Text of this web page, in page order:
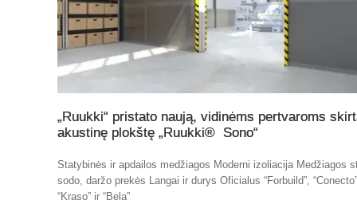
„Ruukki“ pristato naują, vidinėms pertvaroms
akustinę plokštę „Ruukki® Sono“
Statybinės ir apdailos medžiagos Moderni izoliacija Medžiagos
sodo, daržo prekės Langai ir durys Oficialus “Forbuild”,
“Kraso” ir “Bela”